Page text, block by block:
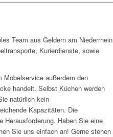
Team aus Geldern am Niederrhein
Kurierdienste, sowie
Möbelservice außerdem den
handelt. Selbst Küchen werden
natürlich kein
Kapazitäten. Die
Haben Sie eine
Sie uns einfach an! Gerne stehen